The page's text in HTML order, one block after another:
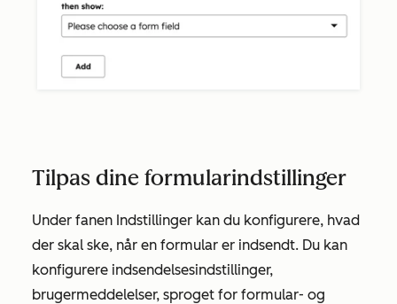
Tilpas dine formularindstillinger
Under fanen Indstillinger kan du konfigurere, hvad
der skal ske, når en formular er indsendt. Du kan
konfigurere indsendelsesindstillinger,
brugermeddelelser, sproget for formular- og